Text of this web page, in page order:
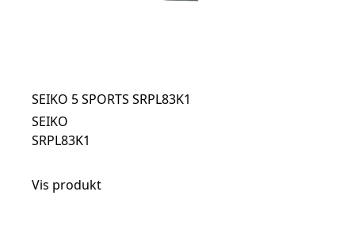
SEIKO 5 SPORTS SRPL83K1
SEIKO
SRPL83K1
Vis produkt